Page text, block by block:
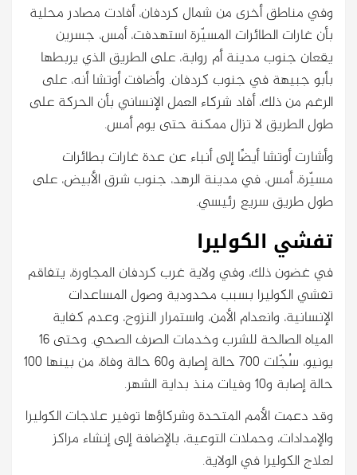
وفي مناطق أخرى من شمال كردفان، أفادت مصادر محلية
بأن غارات الطائرات المسيّرة استهدفت، أمس، جسرين
يقعان جنوب مدينة أم روابة، على الطريق الذي يربطها
بأبو جبيهة في جنوب كردفان. وأضافت أوتشا أنه، على
الرغم من ذلك، أفاد شركاء العمل الإنساني بأن الحركة على
طول الطريق لا تزال ممكنة حتى يوم أمس.
وأشارت أوتشا أيضًا إلى أنباء عن عدة غارات بطائرات
مسيّرة، أمس، في مدينة الرهد، جنوب شرق الأبيض، على
طول طريق سريع رئيسي.
تفشي الكوليرا
في غضون ذلك، وفي ولاية غرب كردفان المجاورة، يتفاقم
تفشي الكوليرا بسبب محدودية وصول المساعدات
الإنسانية، وانعدام الأمن، واستمرار النزوح، وعدم كفاية
المياه الصالحة للشرب وخدمات الصرف الصحي. وحتى 16
يونيو، سُجّلت 700 حالة إصابة و60 حالة وفاة، من بينها 100
حالة إصابة و10 وفيات منذ بداية الشهر.
وقد دعمت الأمم المتحدة وشركاؤها توفير علاجات الكوليرا
والإمدادات، وحملات التوعية، بالإضافة إلى إنشاء مراكز
لعلاج الكوليرا في الولاية.